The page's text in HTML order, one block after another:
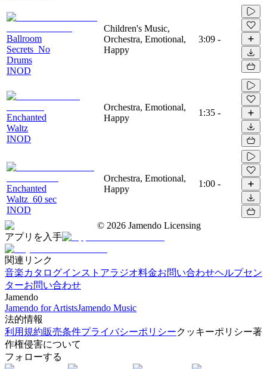
Ballroom
Secrets_No
Drums
INOD
Children's Music,
Orchestra, Emotional,
Happy
3:09 -
Enchanted
Waltz
INOD
Orchestra, Emotional,
Happy
1:35 -
Enchanted
Waltz_60 sec
INOD
Orchestra, Emotional,
Happy
1:00 -
© 2026 Jamendo Licensing
アプリを入手
関連リンク
音楽カタログインストアラジオ料金お問い合わせヘルプセン
ターお問い合わせ
Jamendo
Jamendo for ArtistsJamendo Music
法的情報
利用規約販売条件プライバシーポリシークッキーポリシー著
作権侵害について
フォローする